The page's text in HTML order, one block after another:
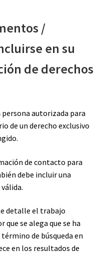
/
en su
de derechos
autorizada para
de un derecho exclusivo
de contacto para
debe incluir una
detalle el trabajo
se alega que se ha
de búsqueda en
en los resultados de